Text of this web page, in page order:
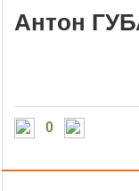
Антон
0